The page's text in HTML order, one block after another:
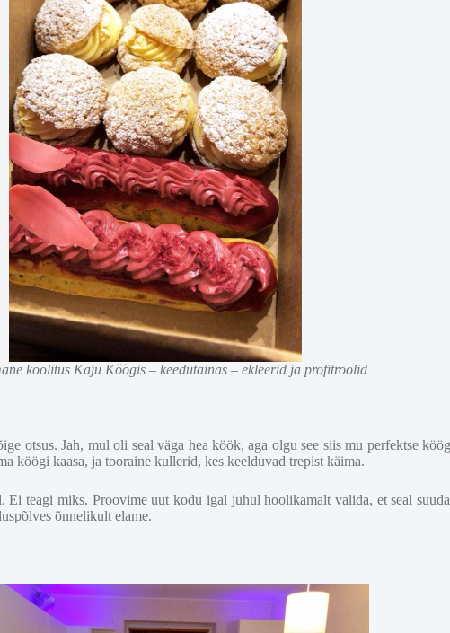
koolitus Kaju Köögis – keedutainas – ekleerid ja profitroolid
otsus. Jah, mul oli seal väga hea köök, aga olgu see siis mu perfektse
köögi kaasa, ja tooraine kullerid, kes keelduvad trepist käima.
teagi miks. Proovime uut kodu igal juhul hoolikamalt valida, et seal
õnnelikult elame.